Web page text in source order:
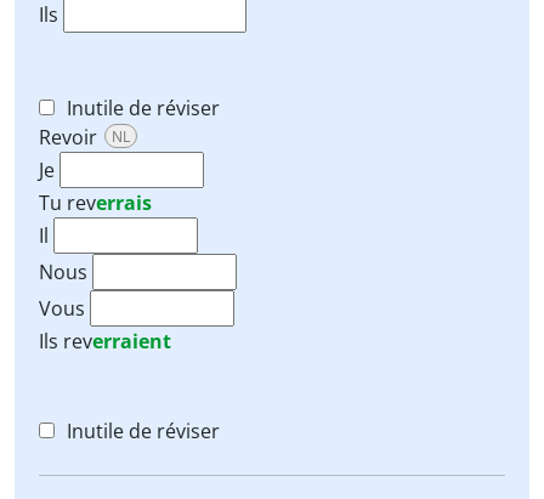
Ils
Inutile de réviser
Revoir
NL
Je
Tu reverrais
Il
Nous
Vous
Ils reverraient
Inutile de réviser